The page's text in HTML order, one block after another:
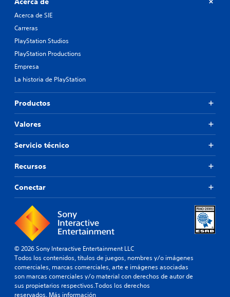
Acerca de SIE
Carreras
PlayStation Studios
PlayStation Productions
Empresa
La historia de PlayStation
Productos
Valores
Servicio técnico
Recursos
Conectar
© 2026 Sony Interactive Entertainment LLC
Todos los contenidos, títulos de juegos, nombres y/o imágenes
comerciales, marcas comerciales, arte e imágenes asociadas
son marcas comerciales y/o material con derechos de autor de
sus propietarios respectivos.Todos los derechos
reservados. Más información